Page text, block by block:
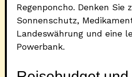
Regenponcho. Denken Sie
Sonnenschutz,
Landeswährung und eine
Powerbank.